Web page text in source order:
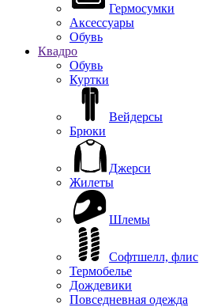
Гермосумки
Аксессуары
Обувь
Квадро
Обувь
Куртки
Вейдерсы
Брюки
Джерси
Жилеты
Шлемы
Софтшелл, флис
Термобелье
Дождевики
Повседневная одежда